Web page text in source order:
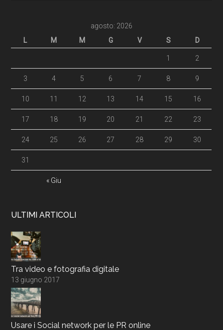
agosto: 2026
L
M M G V S D
« Giu
1 2
3 4 5 6 7 8 9
10 11 12 13 14 15 16
17 18 19 20 21 22 23
24 25 26 27 28 29 30
31
ULTIMI ARTICOLI
Tra video e fotografia digitale
13 giugno 2017
Usare i Social network per le PR online